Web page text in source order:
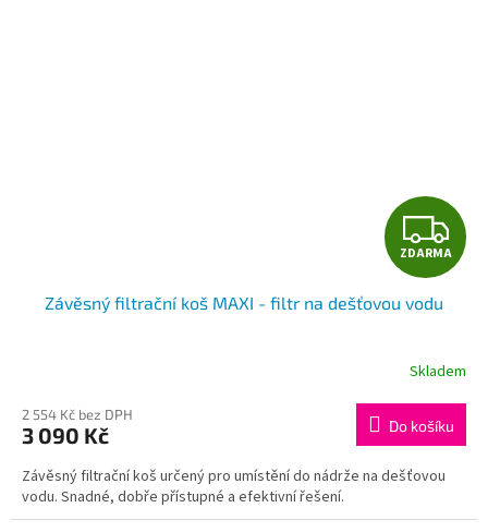
Z
D
R
M
A
ZDARMA
Závěsný filtrační koš MAXI - filtr na dešťovou vodu
produktu
je
z
5
hvězdiček.
Skladem
2 554 Kč bez DPH
3 090 Kč Do košíku
Závěsný filtrační koš určený pro umístění do nádrže na dešťovou
vodu. Snadné, dobře přístupné a efektivní řešení.